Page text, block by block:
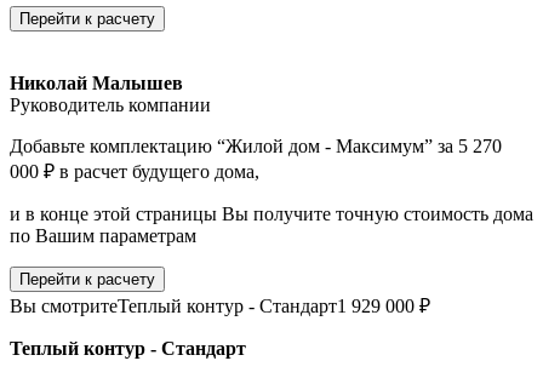
Перейти к расчету
Николай Малышев
Руководитель компании
Добавьте комплектацию “Жилой дом - Максимум” за 5 270
000 ₽ в расчет будущего дома,
и в конце этой страницы Вы получите точную стоимость дома
по Вашим параметрам
Перейти к расчету
Вы смотритеТеплый контур - Стандарт1 929 000 ₽
Теплый контур - Стандарт